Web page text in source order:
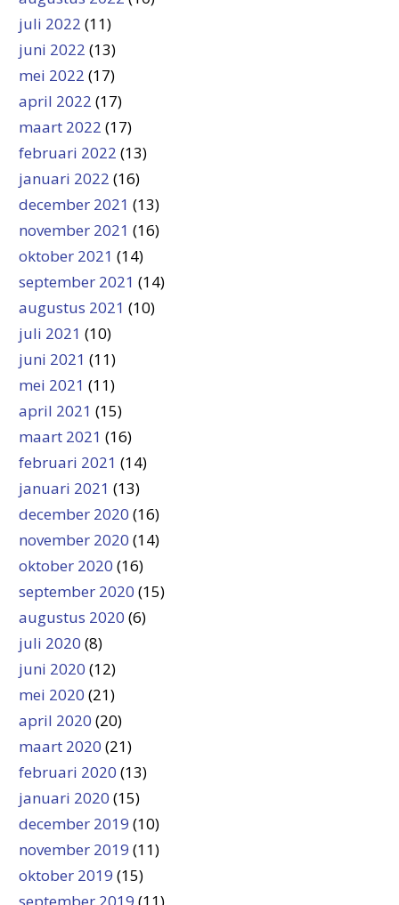
juli 2022 (11)
juni 2022 (13)
mei 2022 (17)
april 2022 (17)
maart 2022 (17)
februari 2022 (13)
januari 2022 (16)
december 2021 (13)
november 2021 (16)
oktober 2021 (14)
september 2021 (14)
augustus 2021 (10)
juli 2021 (10)
juni 2021 (11)
mei 2021 (11)
april 2021 (15)
maart 2021 (16)
februari 2021 (14)
januari 2021 (13)
december 2020 (16)
november 2020 (14)
oktober 2020 (16)
september 2020 (15)
augustus 2020 (6)
juli 2020 (8)
juni 2020 (12)
mei 2020 (21)
april 2020 (20)
maart 2020 (21)
februari 2020 (13)
januari 2020 (15)
december 2019 (10)
november 2019 (11)
oktober 2019 (15)
september 2019 (11)